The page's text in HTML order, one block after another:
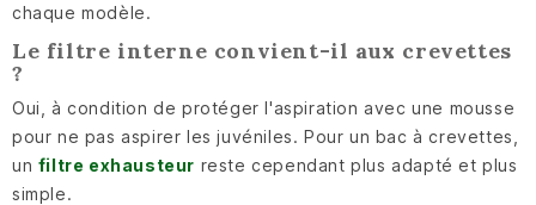
chaque modèle.
Le filtre interne convient-il aux crevettes
?
Oui, à condition de protéger l'aspiration avec une mousse
pour ne pas aspirer les juvéniles. Pour un bac à crevettes,
un filtre exhausteur reste cependant plus adapté et plus
simple.